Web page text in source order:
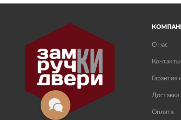
О нас
Контакты
Гарантия
Доставка
Оплата